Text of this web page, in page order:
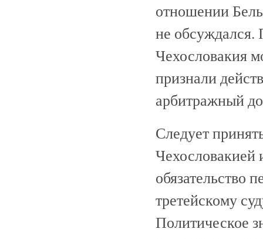
отношении
не обсуждался.
Чехословакия
признали
арбитражный
Следует
Чехословакией
обязательство
третейскому
Политическое